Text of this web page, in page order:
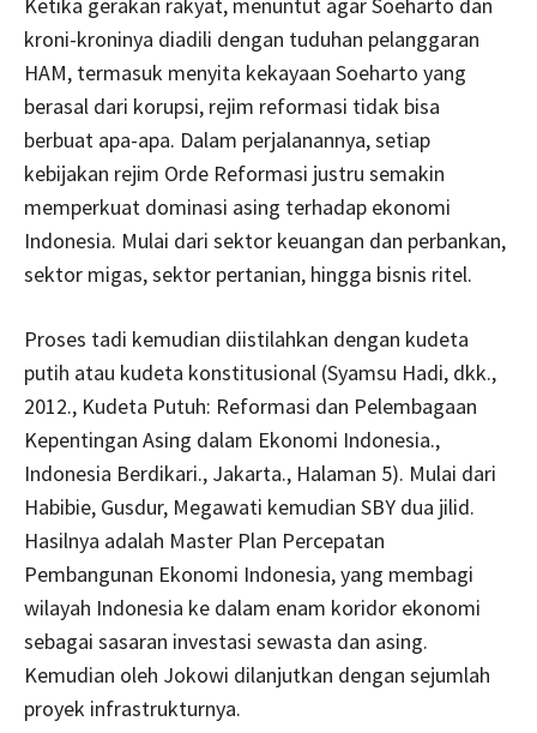
kroni-kroninya diadili dengan tuduhan pelanggaran
HAM, termasuk menyita kekayaan Soeharto yang
berasal dari korupsi, rejim reformasi tidak bisa
berbuat apa-apa. Dalam perjalanannya, setiap
kebijakan rejim Orde Reformasi justru semakin
memperkuat dominasi asing terhadap ekonomi
Indonesia. Mulai dari sektor keuangan dan perbankan,
sektor migas, sektor pertanian, hingga bisnis ritel.
Proses tadi kemudian diistilahkan dengan kudeta
putih atau kudeta konstitusional (Syamsu Hadi, dkk.,
2012., Kudeta Putuh: Reformasi dan Pelembagaan
Kepentingan Asing dalam Ekonomi Indonesia.,
Indonesia Berdikari., Jakarta., Halaman 5). Mulai dari
Habibie, Gusdur, Megawati kemudian SBY dua jilid.
Hasilnya adalah Master Plan Percepatan
Pembangunan Ekonomi Indonesia, yang membagi
wilayah Indonesia ke dalam enam koridor ekonomi
sebagai sasaran investasi sewasta dan asing.
Kemudian oleh Jokowi dilanjutkan dengan sejumlah
proyek infrastrukturnya.